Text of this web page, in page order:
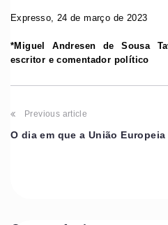
Expresso, 24 de março de 2023
*Miguel Andresen de Sousa
escritor e comentador político
Previous article
O dia em que a União